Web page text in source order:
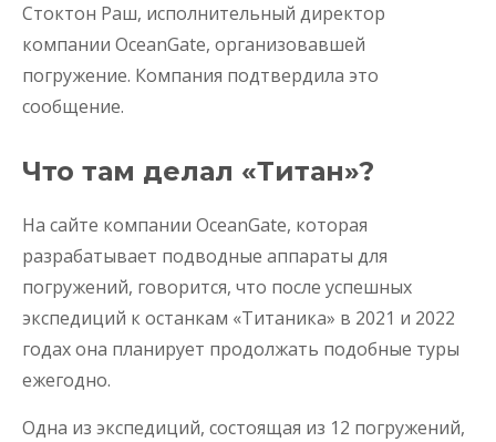
Стоктон Раш, исполнительный директор
компании OceanGate, организовавшей
погружение. Компания подтвердила это
сообщение.
Что там делал «Титан»?
На сайте компании OceanGate, которая
разрабатывает подводные аппараты для
погружений, говорится, что после успешных
экспедиций к останкам «Титаника» в 2021 и 2022
годах она планирует продолжать подобные туры
ежегодно.
Одна из экспедиций, состоящая из 12 погружений,